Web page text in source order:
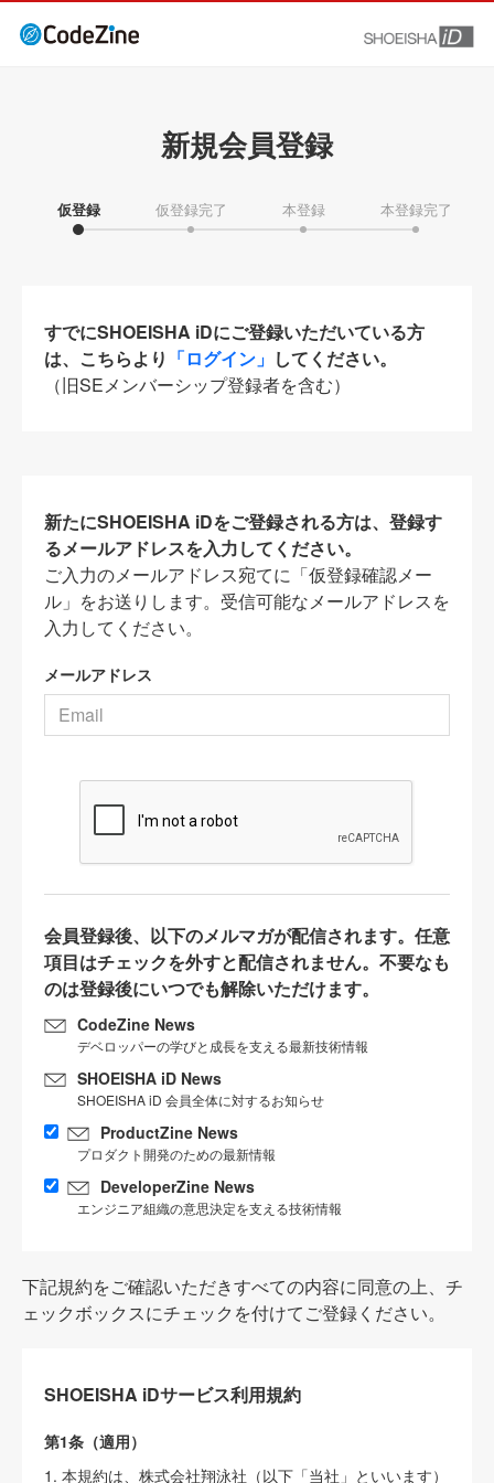
新規会員登録
仮登録 仮登録完了 本登録 本登録完了
すでにSHOEISHA iDにご登録いただいている方
は、こちらより 「ログイン」 してください。
（旧SEメンバーシップ登録者を含む）
新たにSHOEISHA iDをご登録される方は、登録す
るメールアドレスを入力してください。
ご入力のメールアドレス宛てに「仮登録確認メー
ル」をお送りします。受信可能なメールアドレスを
入力してください。
メールアドレス
会員登録後、以下のメルマガが配信されます。任意
項目はチェックを外すと配信されません。不要なも
のは登録後にいつでも解除いただけます。
CodeZine News
デベロッパーの学びと成長を支える最新技術情報
SHOEISHA iD News
SHOEISHA iD 会員全体に対するお知らせ
ProductZine News
プロダクト開発のための最新情報
DeveloperZine News
エンジニア組織の意思決定を支える技術情報
下記規約をご確認いただきすべての内容に同意の上、チ
ェックボックスにチェックを付けてご登録ください。
SHOEISHA iDサービス利用規約
第1条（適用）
1. 本規約は、株式会社翔泳社（以下「当社」といいます）